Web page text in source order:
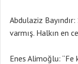
Abdulaziz
varmış. Halkın en
Enes Alimoğlu: “Fe